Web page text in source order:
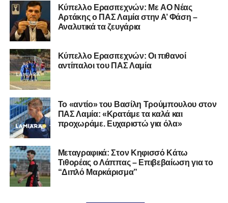
σεζόν
Τετάρτη-Πέμπτη 27-28/9
Ολυμπιακός-Αρης 4-1
ΠΑΟΚ-Βόλος 3-0
ΑΕΚ-Ατρόμητος 2-1
Αστέρας Τρίπολης-Παναθηναϊκός 1-4
Κηφισιά-Λαμία 1-1
Τετάρτη-Πέμπτη 20-21/12
Αρης-Λαμία 2-2
Βόλος-Παναθηναϊκός 0-3
Πανσερραϊκός-ΑΕΚ 2-2
Κηφισιά-ΠΑΟΚ 0-6
Ατρόμητος-Ολυμπιακός 0-0
Kύπελλο Ερασιτεχνών: Με AO Nέας
Αρτάκης ο ΠΑΣ Λαμία στην Α’ Φάση –
Αναλυτικά τα ζευγάρια
Κύπελλο Ερασιτεχνών: Οι πιθανοί
αντίπαλοι του ΠΑΣ Λαμία
Το «αντίο» του Βασίλη Τρούμπουλου στον
ΠΑΣ Λαμία: «Κρατάμε τα καλά και
προχωράμε. Ευχαριστώ για όλα»
Μεταγραφικά: Στον Κηφισσό Κάτω
Τιθορέας ο Λάππας – Επιβεβαίωση για το
“Διπλό Μαρκάρισμα”